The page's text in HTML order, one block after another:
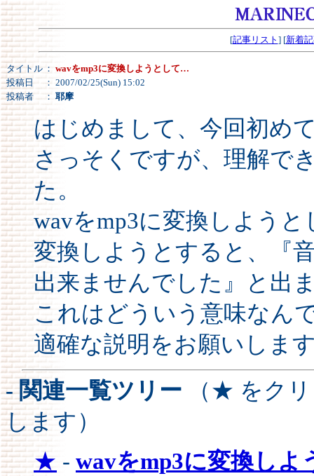
[記事リスト ] [新着
タイトル ： wavをmp3に変換しようとして…
投稿日
： 2007/02/25(Sun) 15:02
投稿者
： 耶摩
はじめまして、今回初め
さっそくですが、理解で
た。
wavをmp3に変換しよう
変換しようとすると、『
出来ませんでした』と出
これはどういう意味なん
適確な説明をお願いしま
- 関連一覧ツリー （★ をク
します）
★ - wavをmp3に変換し